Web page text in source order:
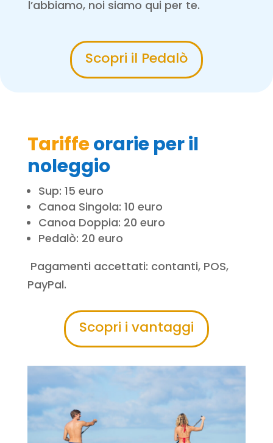
l’abbiamo, noi siamo qui per te.
Scopri il Pedalò
Tariffeorarie per il
noleggio
Sup: 15 euro
Canoa Singola: 10 euro
Canoa Doppia: 20 euro
Pedalò: 20 euro
Pagamenti accettati: contanti, POS,
PayPal.
Scopri i vantaggi